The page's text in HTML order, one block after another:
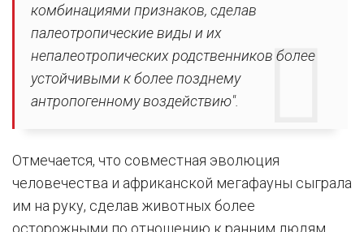
комбинациями признаков, сделав
палеотропические виды и их
непалеотропических родственников более
устойчивыми к более позднему
антропогенному воздействию".
Отмечается, что совместная эволюция
человечества и африканской мегафауны сыграла
им на руку, сделав животных более
осторожными по отношению к ранним людям.